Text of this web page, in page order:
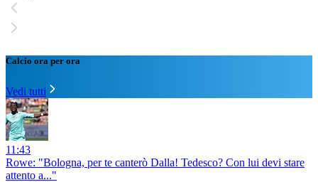
Calcio ora per ora
Vedi tutti
11:43
Rowe: "Bologna, per te canterò Dalla! Tedesco? Con lui devi stare
attento a..."